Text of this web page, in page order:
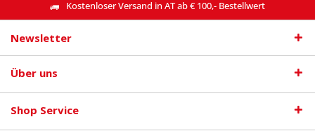
Kostenloser Versand in AT ab € 100,- Bestellwert
Newsletter
Über uns
Shop Service